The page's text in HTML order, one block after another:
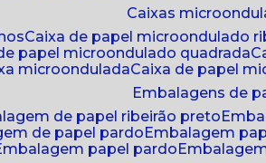
caixas
caixa de papel microondulado
de papel microondulado quadrada
microondulada caixa de papel
embalagens de
de papel ribeirão preto
de papel pardo embalagem
embalagem papel pardo